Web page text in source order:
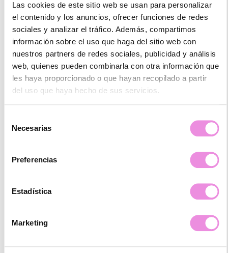
Las cookies de este sitio web se usan para personalizar
el contenido y los anuncios, ofrecer funciones de redes
sociales y analizar el tráfico. Además, compartimos
información sobre el uso que haga del sitio web con
nuestros partners de redes sociales, publicidad y análisis
web, quienes pueden combinarla con otra información que
les haya proporcionado o que hayan recopilado a partir
del uso que haya hecho de sus servicios.
Necesarias
Preferencias
Estadística
Marketing
the first moment, he made me feel in a safe space, which helped me
open up and address issues that I needed to address… His approach
is always warm and attentive, and he manages to guide me to see
my own progress and strengths!
cuenta con un personal muy amable y profesional (Translated by
Google) I have had several sessions and the truth is that it is very
good, it is a clinic that has very friendly and professional staff.
Mirian Sanchez Del Prado